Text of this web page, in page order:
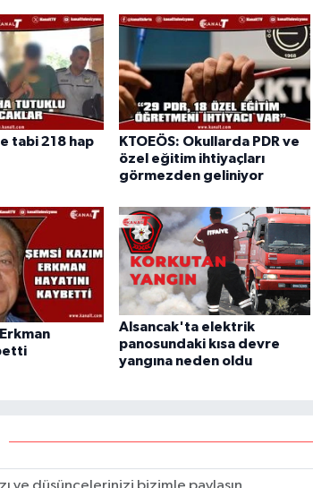
tabi 218 hap
KTOEÖS: Okullarda PDR ve
özel eğitim ihtiyaçları
görmezden geliniyor
Alsancak'ta elektrik
panosundaki kısa devre
yangına neden oldu